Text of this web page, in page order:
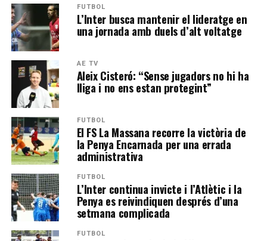
FUTBOL
L’Inter busca mantenir el lideratge en
una jornada amb duels d’alt voltatge
AE TV
Aleix Cisteró: “Sense jugadors no hi ha
lliga i no ens estan protegint”
FUTBOL
El FS La Massana recorre la victòria de
la Penya Encarnada per una errada
administrativa
FUTBOL
L’Inter continua invicte i l’Atlètic i la
Penya es reivindiquen després d’una
setmana complicada
FUTBOL